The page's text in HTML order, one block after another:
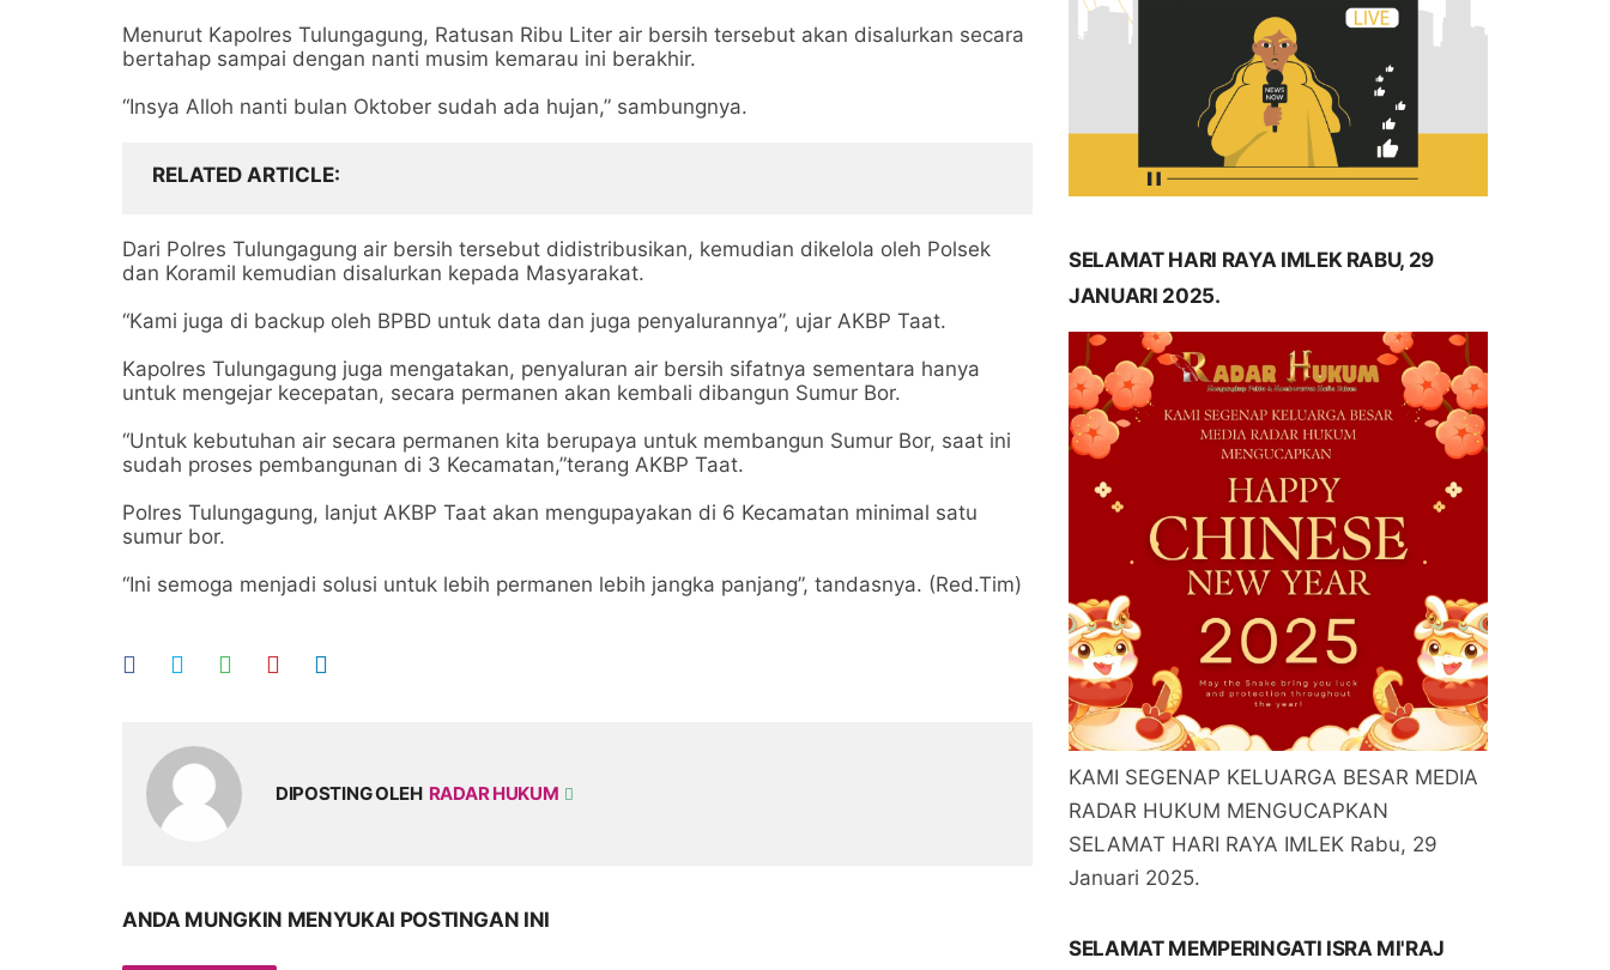
Menurut Kapolres Tulungagung, Ratusan Ribu Liter air bersih tersebut akan disalurkan secara
bertahap sampai dengan nanti musim kemarau ini berakhir.
“Insya Alloh nanti bulan Oktober sudah ada hujan,” sambungnya.
RELATED ARTICLE
Dari Polres Tulungagung air bersih tersebut didistribusikan, kemudian dikelola oleh Polsek
dan Koramil kemudian disalurkan kepada Masyarakat.
“Kami juga di backup oleh BPBD untuk data dan juga penyalurannya”, ujar AKBP Taat.
Kapolres Tulungagung juga mengatakan, penyaluran air bersih sifatnya sementara hanya
untuk mengejar kecepatan, secara permanen akan kembali dibangun Sumur Bor.
“Untuk kebutuhan air secara permanen kita berupaya untuk membangun Sumur Bor, saat ini
sudah proses pembangunan di 3 Kecamatan,”terang AKBP Taat.
Polres Tulungagung, lanjut AKBP Taat akan mengupayakan di 6 Kecamatan minimal satu
sumur bor.
“Ini semoga menjadi solusi untuk lebih permanen lebih jangka panjang”, tandasnya. (Red.Tim)
DIPOSTING OLEH RADAR HUKUM
ANDA MUNGKIN MENYUKAI POSTINGAN INI
SELAMAT HARI RAYA IMLEK RABU, 29
JANUARI 2025.
KAMI SEGENAP KELUARGA BESAR MEDIA
RADAR HUKUM MENGUCAPKAN
SELAMAT HARI RAYA IMLEK Rabu, 29
Januari 2025.
SELAMAT MEMPERINGATI ISRA MI'RAJ